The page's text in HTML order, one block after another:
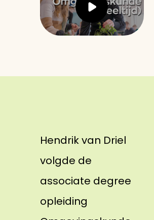
Hendrik van Driel
volgde de
associate degree
opleiding